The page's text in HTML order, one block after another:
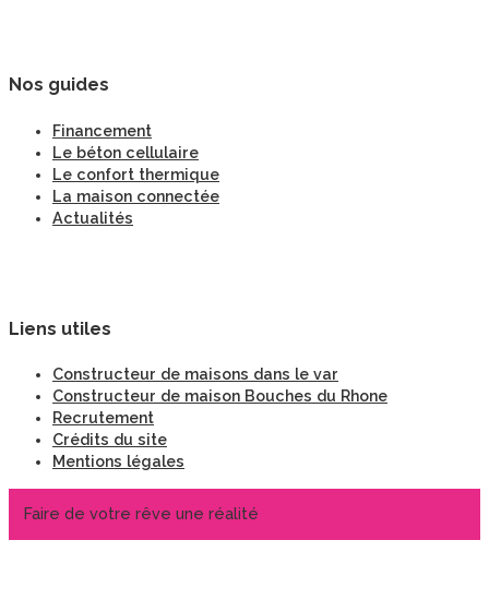
Nos guides
Financement
Le béton cellulaire
Le confort thermique
La maison connectée
Actualités
Liens utiles
Constructeur de maisons dans le var
Constructeur de maison Bouches du Rhone
Recrutement
Crédits du site
Mentions légales
Faire de votre rêve une réalité